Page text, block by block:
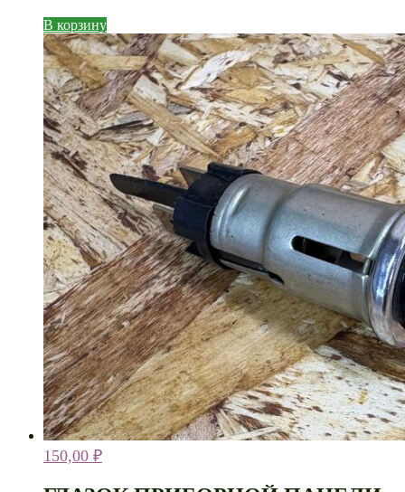
В корзину
150,00 ₽